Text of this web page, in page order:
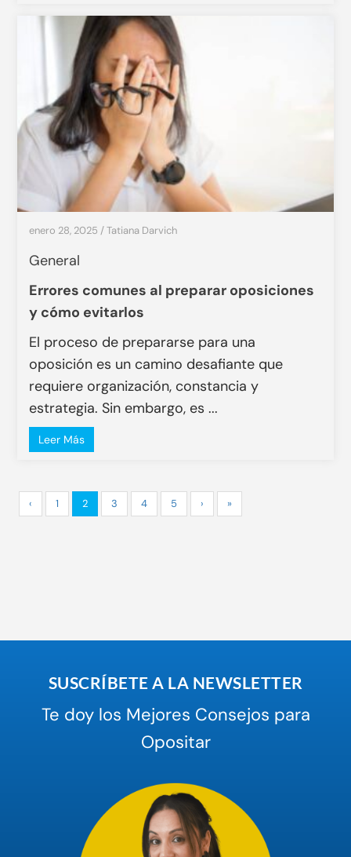
enero 28, 2025 /Tatiana Darvich
General
Errores comunes al preparar oposiciones
y cómo evitarlos
El proceso de prepararse para una
oposición es un camino desafiante que
requiere organización, constancia y
estrategia. Sin embargo, es ...
Leer Más
‹ 1 2 3 4 5 › »
SUSCRÍBETE A LA NEWSLETTER
Te doy los Mejores Consejos para
Opositar